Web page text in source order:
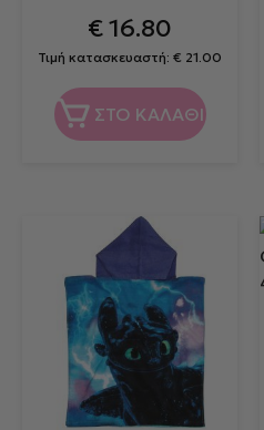
€16.80
Τιμή κατασκευαστή:€ 21.00
ΣΤΟ ΚΑΛΑΘΙ